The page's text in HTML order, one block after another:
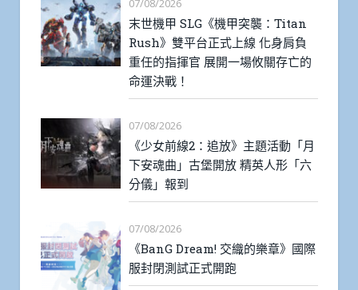
07/08/2026
末世機甲 SLG《機甲突襲：Titan
Rush》雙平台正式上線 化身肩負
重任的指揮官 展開一場攸關存亡的
命運決戰！
07/08/2026
《少女前線2：追放》主題活動「月
下安魂曲」古堡開放 精英人形「六
分儀」報到
07/08/2026
《BanG Dream! 交織的樂章》國際
服封閉測試正式開跑